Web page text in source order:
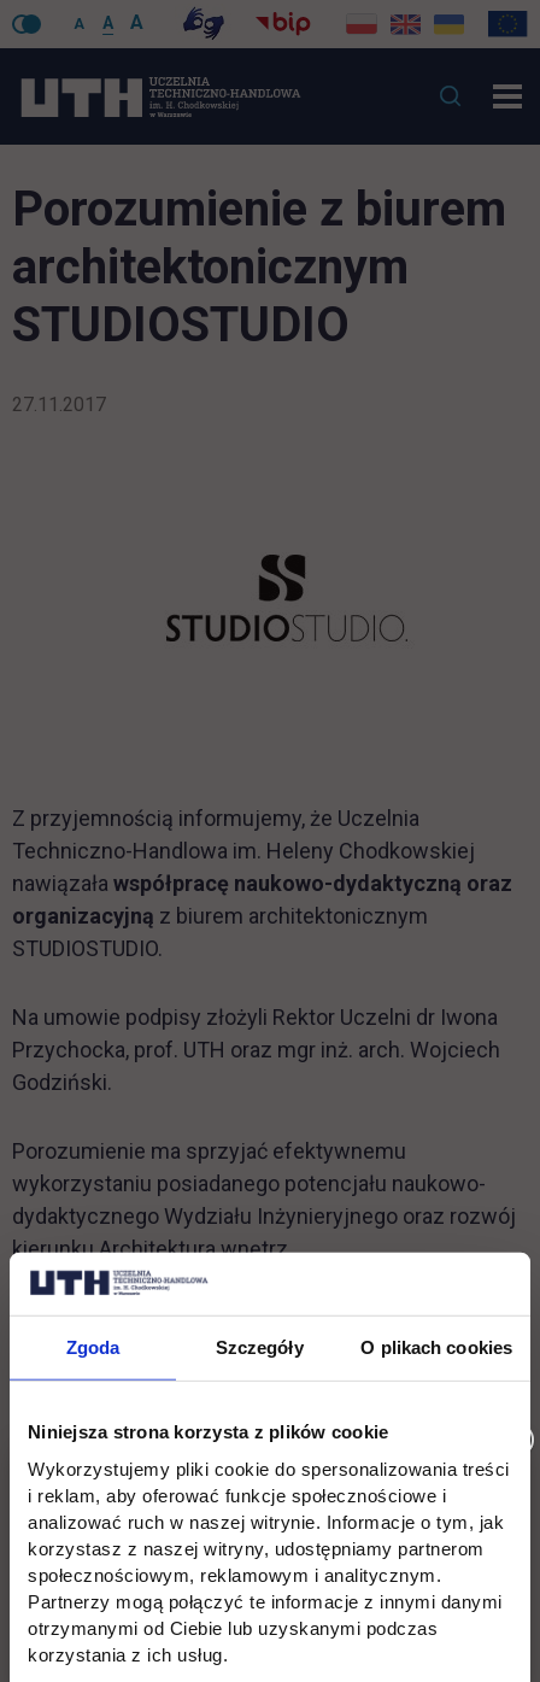
Zgoda Szczegóły O plikach cookies
Niniejsza strona korzysta z plików cookie
Wykorzystujemy pliki cookie do spersonalizowania treści
i reklam, aby oferować funkcje społecznościowe i
analizować ruch w naszej witrynie. Informacje o tym, jak
korzystasz z naszej witryny, udostępniamy partnerom
społecznościowym, reklamowym i analitycznym.
Partnerzy mogą połączyć te informacje z innymi danymi
otrzymanymi od Ciebie lub uzyskanymi podczas
korzystania z ich usług.
A A A
Porozumienie z biurem
architektonicznym
STUDIOSTUDIO
27.11.2017
Z przyjemnością informujemy, że Uczelnia
Techniczno-Handlowa im. Heleny Chodkowskiej
nawiązała współpracę naukowo-dydaktyczną oraz
organizacyjną z biurem architektonicznym
STUDIOSTUDIO.
Na umowie podpisy złożyli Rektor Uczelni dr Iwona
Przychocka, prof. UTH oraz mgr inż. arch. Wojciech
Godziński.
Porozumienie ma sprzyjać efektywnemu
wykorzystaniu posiadanego potencjału naukowo-
dydaktycznego Wydziału Inżynieryjnego oraz rozwój
kierunku Architektura wnętrz.
Studio architektoniczne STUDIOSTUDIO:
W studiu architektonicznym powstają projekty m.in.
architektoniczne budowlane i aranżacji wnętrz:
STDUIOSTUDIO to także doradztwo inwestycyjno-
projektowe. Zespół biura stanowi wysoko
wykwalifikowana kadra z wieloletnim
doświadczeniem: konstruktorzy, technolodzy,
projektanci instalacji elektrycznych, IT, akustycy...